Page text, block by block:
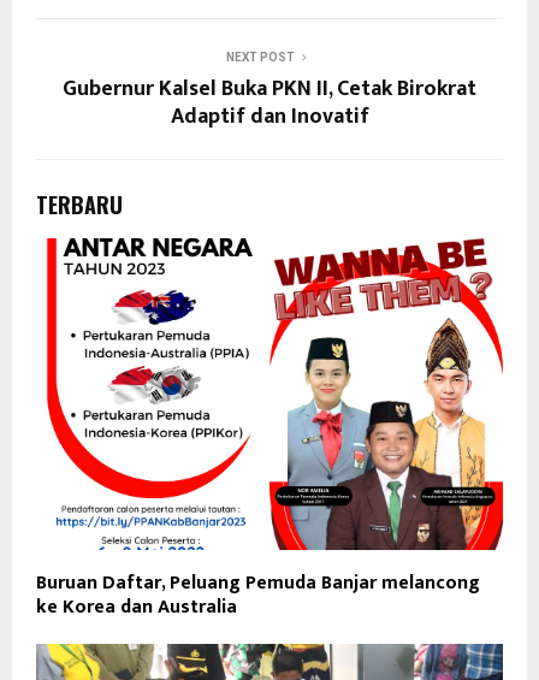
NEXT POST
Gubernur Kalsel Buka PKN II, Cetak Birokrat
Adaptif dan Inovatif
TERBARU
Buruan Daftar, Peluang Pemuda Banjar melancong
ke Korea dan Australia